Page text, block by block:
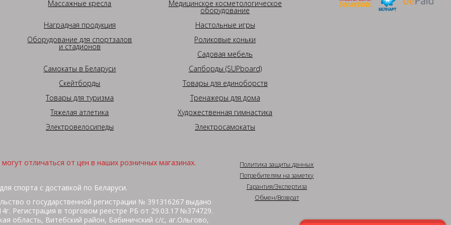
Массажные кресла
Медицинское косметологическое
оборудование
Наградная продукция
Настольные игры
Оборудование для спортзалов
и стадионов
Роликовые коньки
Садовая мебель
Самокаты в Беларуси
Сапборды (SUPboard)
Скейтборды
Товары для единоборств
Товары для туризма
Тренажеры для дома
Тяжелая атлетика
Художественная гимнастика
Электровелосипеды
Электросамокаты
отличаться от цен в наших розничных магазинах.
спорта с доставкой по Беларуси.
о государственной регистрации № 391316267 выдано
Регистрация в торговом реестре РБ от 29.03.17 №374729.
область, Витебский район, Бабиничский с/с, аг.Ольгово,
Политика защиты данных
Потребителям на заметку
Гарантия/Экспертиза
Обмен/Возврат